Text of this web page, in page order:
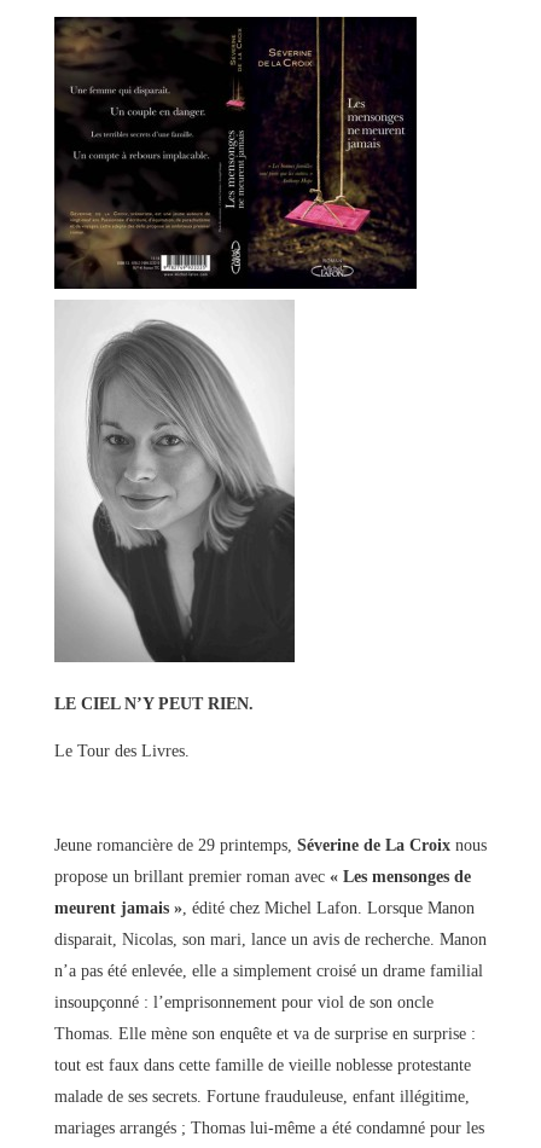
LE CIEL N’Y PEUT RIEN.
Le Tour des Livres.
Jeune romancière de 29 printemps, Séverine de La Croixnous
propose un brillant premier roman avec « Les mensonges de
meurent jamais », édité chez Michel Lafon. Lorsque Manon
disparait, Nicolas, son mari, lance un avis de recherche. Manon
n’a pas été enlevée, elle a simplement croisé un drame familial
insoupçonné : l’emprisonnement pour viol de son oncle
Thomas. Elle mène son enquête et va de surprise en surprise :
tout est faux dans cette famille de vieille noblesse protestante
malade de ses secrets. Fortune frauduleuse, enfant illégitime,
mariages arrangés ; Thomas lui-même a été condamné pour les